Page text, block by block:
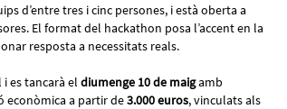
d’entre tres i cinc persones, i està oberta a
El format del hackathon posa l’accent en la
resposta a necessitats reals.
es tancarà el diumenge 10 de maigamb
econòmica a partir de3.000 euros, vinculats als